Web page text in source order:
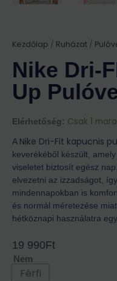
Kezdőlap / Ruházat /
Nike Dri-
Up
Elérhetőség: Csak 1
A Nike Dri-Fit kapucnis
keverékéből készült,
viseletet biztosít egész
elvezetni az izzadságot,
mindennapokban is
és normál méretezése
hétköznapi használatra
19 990Ft
Nem
Férfi